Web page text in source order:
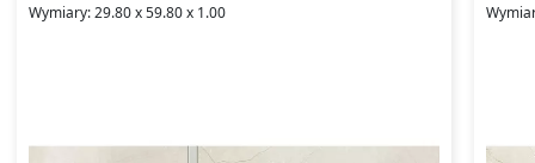
Wymiary: 29.80 x 59.80 x 1.00